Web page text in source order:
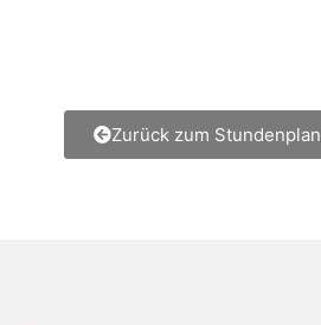
Zurück zum Stundenplan